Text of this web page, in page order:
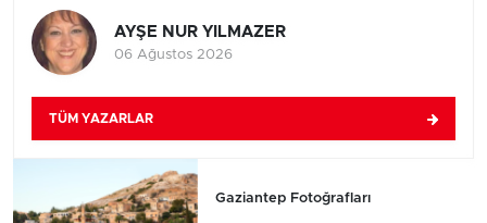
AYŞE NUR YILMAZER
06 Ağustos 2026
TÜM YAZARLAR
Gaziantep Fotoğrafları